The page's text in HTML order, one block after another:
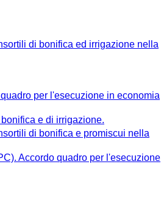
di bonifica ed irrigazione nella
per l'esecuzione in economia
e di irrigazione.
di bonifica e promiscui nella
Accordo quadro per l'esecuzione